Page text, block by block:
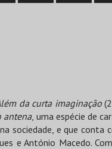
da curta imaginação
antena, uma espécie de
sociedade, e que
e António Macedo.